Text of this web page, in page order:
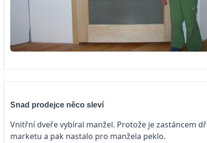
Snad prodejce něco sleví
Vnitřní dveře vybíral manžel. Protože je zastáncem
marketu a pak nastalo pro manžela peklo.